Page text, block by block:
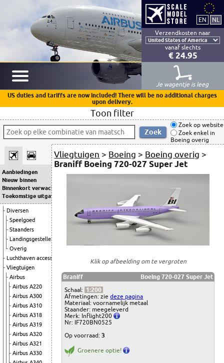
Verzendkosten naar
vanaf slechts
€ 24.95
Je wagentje is leeg
US duties and tariffs are now included! There will be no additional charges
upon delivery.
Toon filter
Zoek op website
Zoek enkel in
Boeing overig
Aanbiedingen
Nieuw binnen
Binnenkort verwacht
Toekomstige uitgaven
Diversen
Speelgoed
Staanders
Landingsgestellen
Overig
Luchthaven accessoires
Vliegtuigen
Airbus
Airbus A220
Airbus A300
Airbus A310
Airbus A318
Airbus A319
Airbus A320
Airbus A321
Airbus A330
Vliegtuigen > Boeing > Boeing overig >
Braniff Boeing 720-027 Super Jet
Klik op afbeelding om te vergroten
Braniff
Boeing 720-027 Super Jet
Schaal: 1:200
Afmetingen: ziedeze pagina
Materiaal: voornamelijk metaal
Staander: meegeleverd
Merk: Inflight200
Nr: IF720BN0525
Op voorraad:3
Groenere optie!